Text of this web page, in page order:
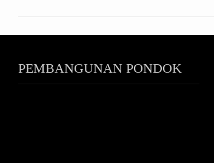
PEMBANGUNAN PONDOK